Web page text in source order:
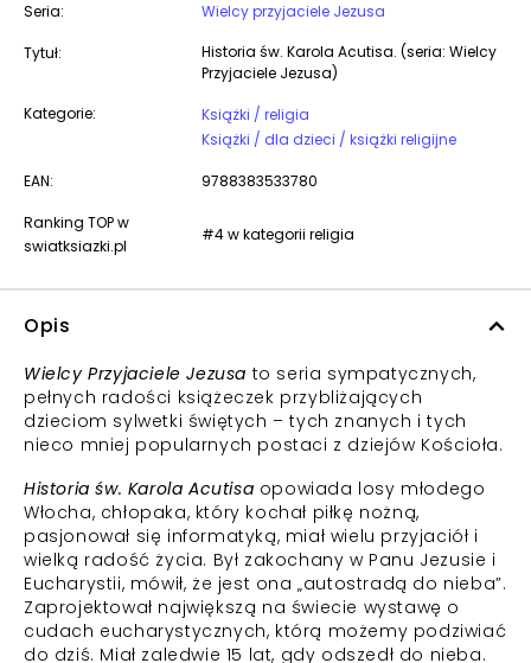
Seria:
Wielcy przyjaciele Jezusa
Tytuł:
Historia św. Karola Acutisa. (seria: Wielcy
Przyjaciele Jezusa)
Kategorie:
Książki / religia
Książki / dla dzieci / książki religijne
EAN: 9788383533780
Ranking TOP w
swiatksiazki.pl
#4 w kategorii religia
Opis
Wielcy Przyjaciele Jezusa to seria sympatycznych,
pełnych radości książeczek przybliżających
dzieciom sylwetki świętych – tych znanych i tych
nieco mniej popularnych postaci z dziejów Kościoła.
Historia św. Karola Acutisa opowiada losy młodego
Włocha, chłopaka, który kochał piłkę nożną,
pasjonował się informatyką, miał wielu przyjaciół i
wielką radość życia. Był zakochany w Panu Jezusie i
Eucharystii, mówił, że jest ona „autostradą do nieba”.
Zaprojektował największą na świecie wystawę o
cudach eucharystycznych, którą możemy podziwiać
do dziś. Miał zaledwie 15 lat, gdy odszedł do nieba.